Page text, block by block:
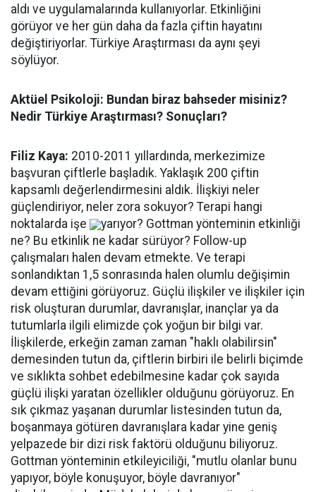
aldı ve uygulamalarında kullanıyorlar. Etkinliğini
görüyor ve her gün daha da fazla çiftin hayatını
değiştiriyorlar. Türkiye Araştırması da aynı şeyi
söylüyor.
Aktüel Psikoloji: Bundan biraz bahseder misiniz?
Nedir Türkiye Araştırması? Sonuçları?
Filiz Kaya: 2010-2011 yıllardında, merkezimize
başvuran çiftlerle başladık. Yaklaşık 200 çiftin
kapsamlı değerlendirmesini aldık. İlişkiyi neler
güçlendiriyor, neler zora sokuyor? Terapi hangi
noktalarda işe
yarıyor? Gottman yönteminin etkinliği
ne? Bu etkinlik ne kadar sürüyor? Follow-up
çalışmaları halen devam etmekte. Ve terapi
sonlandıktan 1,5 sonrasında halen olumlu değişimin
devam ettiğini görüyoruz. Güçlü ilişkiler ve ilişkiler için
risk oluşturan durumlar, davranışlar, inançlar ya da
tutumlarla ilgili elimizde çok yoğun bir bilgi var.
İlişkilerde, erkeğin zaman zaman "haklı olabilirsin"
demesinden tutun da, çiftlerin birbiri ile belirli biçimde
ve sıklıkta sohbet edebilmesine kadar çok sayıda
güçlü ilişki yaratan özellikler olduğunu görüyoruz. En
sık çıkmaz yaşanan durumlar listesinden tutun da,
boşanmaya götüren davranışlara kadar yine geniş
yelpazede bir dizi risk faktörü olduğunu biliyoruz.
Gottman yönteminin etkileyiciliği, "mutlu olanlar bunu
yapıyor, böyle konuşuyor, böyle davranıyor"